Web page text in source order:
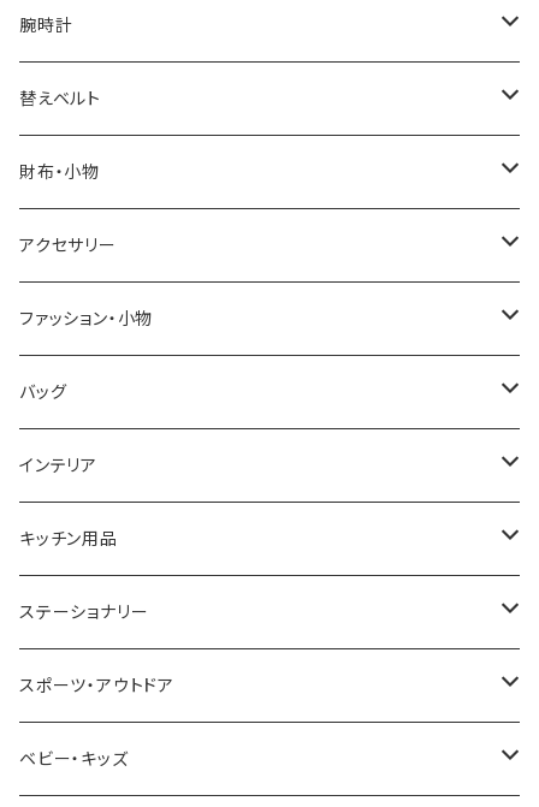
腕時計
ELGIN
SALVATORE MARRA
CASIO
GRANDEUR
COGU
GAGA MILANO
CACTUS
TIMEX
NIXON
AVALANCHE
替えベルト
COACH
DANIEL WELLINGTON
LACOSTE
DIESEL
MICHAEL KORS
NO BRAND
財布・小物
SONNE
DUCT
TRANSNUMBER
SAAMA HOMME
ARNOLD PALMER
MICHAEL KORS
DIESEL
ALV
アクセサリー
GUCCI
TIFFANY&CO
FOLLI FOLLIE
POLICE
PAUL HEWITT
22designstudio
BOTTEGA VENETA
ファッション・小物
DAKS
栃木レザー
NIKE
DUNHILL
NEWYORKER
OROBIANCO
バッグ
MANHATTAN PORTAGE
United HOMME
RODANIA
BEAMZSQUARE
BLAZER CLUB
インテリア
CRYSTOCRAFT
SEIKO
CITIZEN
BRAUN
キッチン用品
I'mD
Helios
VALENTINO VISCANI
ステーショナリー
LAMY
WATERMAN
スポーツ・アウトドア
Trangia
ベビー・キッズ